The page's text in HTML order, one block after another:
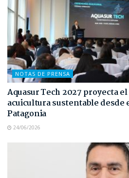
NOTAS DE PRENSA
Aquasur Tech 2027 proyecta
acuicultura sustentable desde
Patagonia
24/06/2026